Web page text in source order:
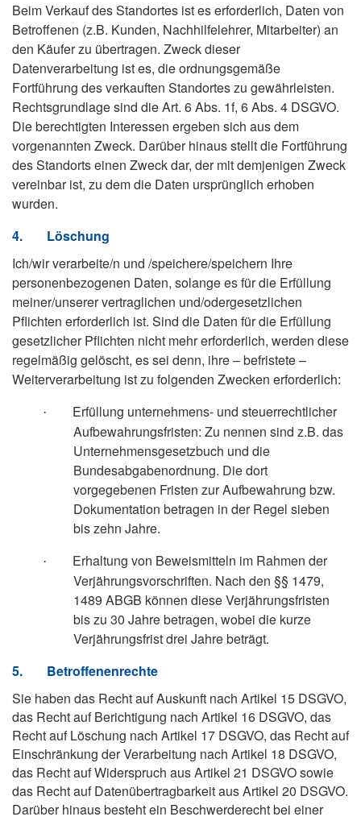
Beim Verkauf des Standortes ist es erforderlich, Daten von
Betroffenen (z.B. Kunden, Nachhilfelehrer, Mitarbeiter) an
den Käufer zu übertragen. Zweck dieser
Datenverarbeitung ist es, die ordnungsgemäße
Fortführung des verkauften Standortes zu gewährleisten.
Rechtsgrundlage sind die Art. 6 Abs. 1f, 6 Abs. 4 DSGVO.
Die berechtigten Interessen ergeben sich aus dem
vorgenannten Zweck. Darüber hinaus stellt die Fortführung
des Standorts einen Zweck dar, der mit demjenigen Zweck
vereinbar ist, zu dem die Daten ursprünglich erhoben
wurden.
4.
Löschung
Ich/wir verarbeite/n und /speichere/speichern Ihre
personenbezogenen Daten, solange es für die Erfüllung
meiner/unserer vertraglichen und/odergesetzlichen
Pflichten erforderlich ist. Sind die Daten für die Erfüllung
gesetzlicher Pflichten nicht mehr erforderlich, werden diese
regelmäßig gelöscht, es sei denn, ihre – befristete –
Weiterverarbeitung ist zu folgenden Zwecken erforderlich:
·
Erfüllung unternehmens- und steuerrechtlicher
Aufbewahrungsfristen: Zu nennen sind z.B. das
Unternehmensgesetzbuch und die
Bundesabgabenordnung. Die dort
vorgegebenen Fristen zur Aufbewahrung bzw.
Dokumentation betragen in der Regel sieben
bis zehn Jahre.
·
Erhaltung von Beweismitteln im Rahmen der
Verjährungsvorschriften. Nach den §§ 1479,
1489 ABGB können diese Verjährungsfristen
bis zu 30 Jahre betragen, wobei die kurze
Verjährungsfrist drei Jahre beträgt.
5.
Betroffenenrechte
Sie haben das Recht auf Auskunft nach Artikel 15 DSGVO,
das Recht auf Berichtigung nach Artikel 16 DSGVO, das
Recht auf Löschung nach Artikel 17 DSGVO, das Recht auf
Einschränkung der Verarbeitung nach Artikel 18 DSGVO,
das Recht auf Widerspruch aus Artikel 21 DSGVO sowie
das Recht auf Datenübertragbarkeit aus Artikel 20 DSGVO.
Darüber hinaus besteht ein Beschwerderecht bei einer